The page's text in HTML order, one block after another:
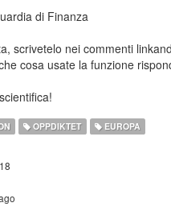
di Finanza
scrivetelo nei commenti
cosa usate la funzione
OPPDIKTET EUROPA